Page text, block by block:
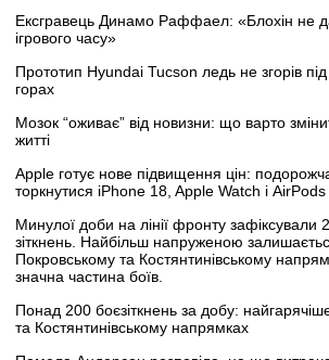
Ексгравець Динамо Раффаел: «Блохін не
ігрового часу»
Прототип Hyundai Tucson ледь не згорів
горах
Мозок “оживає” від новизни: що варто
житті
Apple готує нове підвищення цін:
торкнутися iPhone 18, Apple Watch і AirPods
Минулої доби на лінії фронту зафіксували
зіткнень. Найбільш напруженою
Покровському та Костянтинівському
значна частина боїв.
Понад 200 боєзіткнень за добу:
та Костянтинівському напрямках